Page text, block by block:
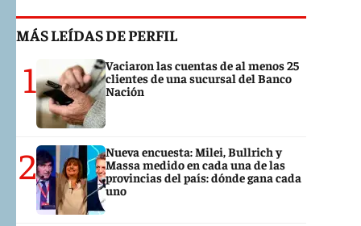
MÁS LEÍDAS DE PERFIL
1
Vaciaron las cuentas de al menos 25
clientes de una sucursal del Banco
Nación
2
Nueva encuesta: Milei, Bullrich y
Massa medido en cada una de las
provincias del país: dónde gana cada
uno